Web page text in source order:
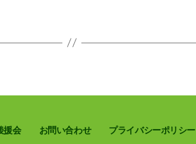
援会 お問い合わせ プライバシーポリシー